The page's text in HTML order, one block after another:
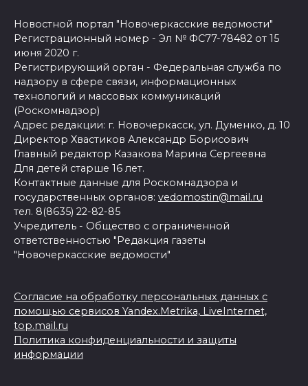
Новостной портал "Новочеркасские ведомости"
Регистрационный номер - Эл № ФС77-78482 от 15
июня 2020 г.
Регистрирующий орган - Федеральная служба по
надзору в сфере связи, информационных
технологий и массовых коммуникаций
(Роскомнадзор)
Адрес редакции: г. Новочеркасск, ул. Думенко, д. 10
Директор Хвастиков Александр Борисович
Главный редактор Казакова Марина Сергеевна
Для детей старше 16 лет.
Контактные данные для Роскомнадзора и
государственных органов: vedomostin@mail.ru
тел. 8(8635) 22-82-85
Учредитель - Общество с ограниченной
ответственностью "Редакция газеты
"Новочеркасские ведомости"
Согласие на обработку персональных данных с
помощью сервисов Yandex.Metrika, LiveInternet,
top.mail.ru
Политика конфиденциальности и защиты
информации